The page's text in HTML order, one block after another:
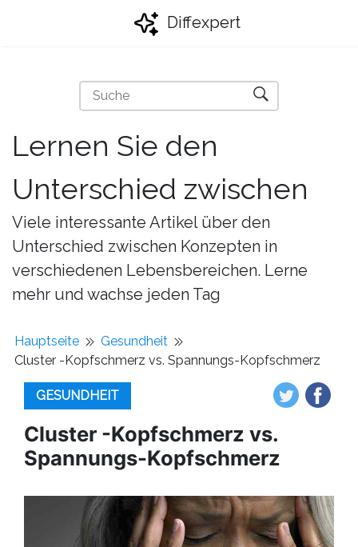
Diffexpert
Lernen Sie den
Unterschied zwischen
Viele interessante Artikel über den
Unterschied zwischen Konzepten in
verschiedenen Lebensbereichen. Lerne
mehr und wachse jeden Tag
Hauptseite
Gesundheit
Cluster -Kopfschmerz vs. Spannungs-Kopfschmerz
GESUNDHEIT
Cluster -Kopfschmerz vs.
Spannungs-Kopfschmerz